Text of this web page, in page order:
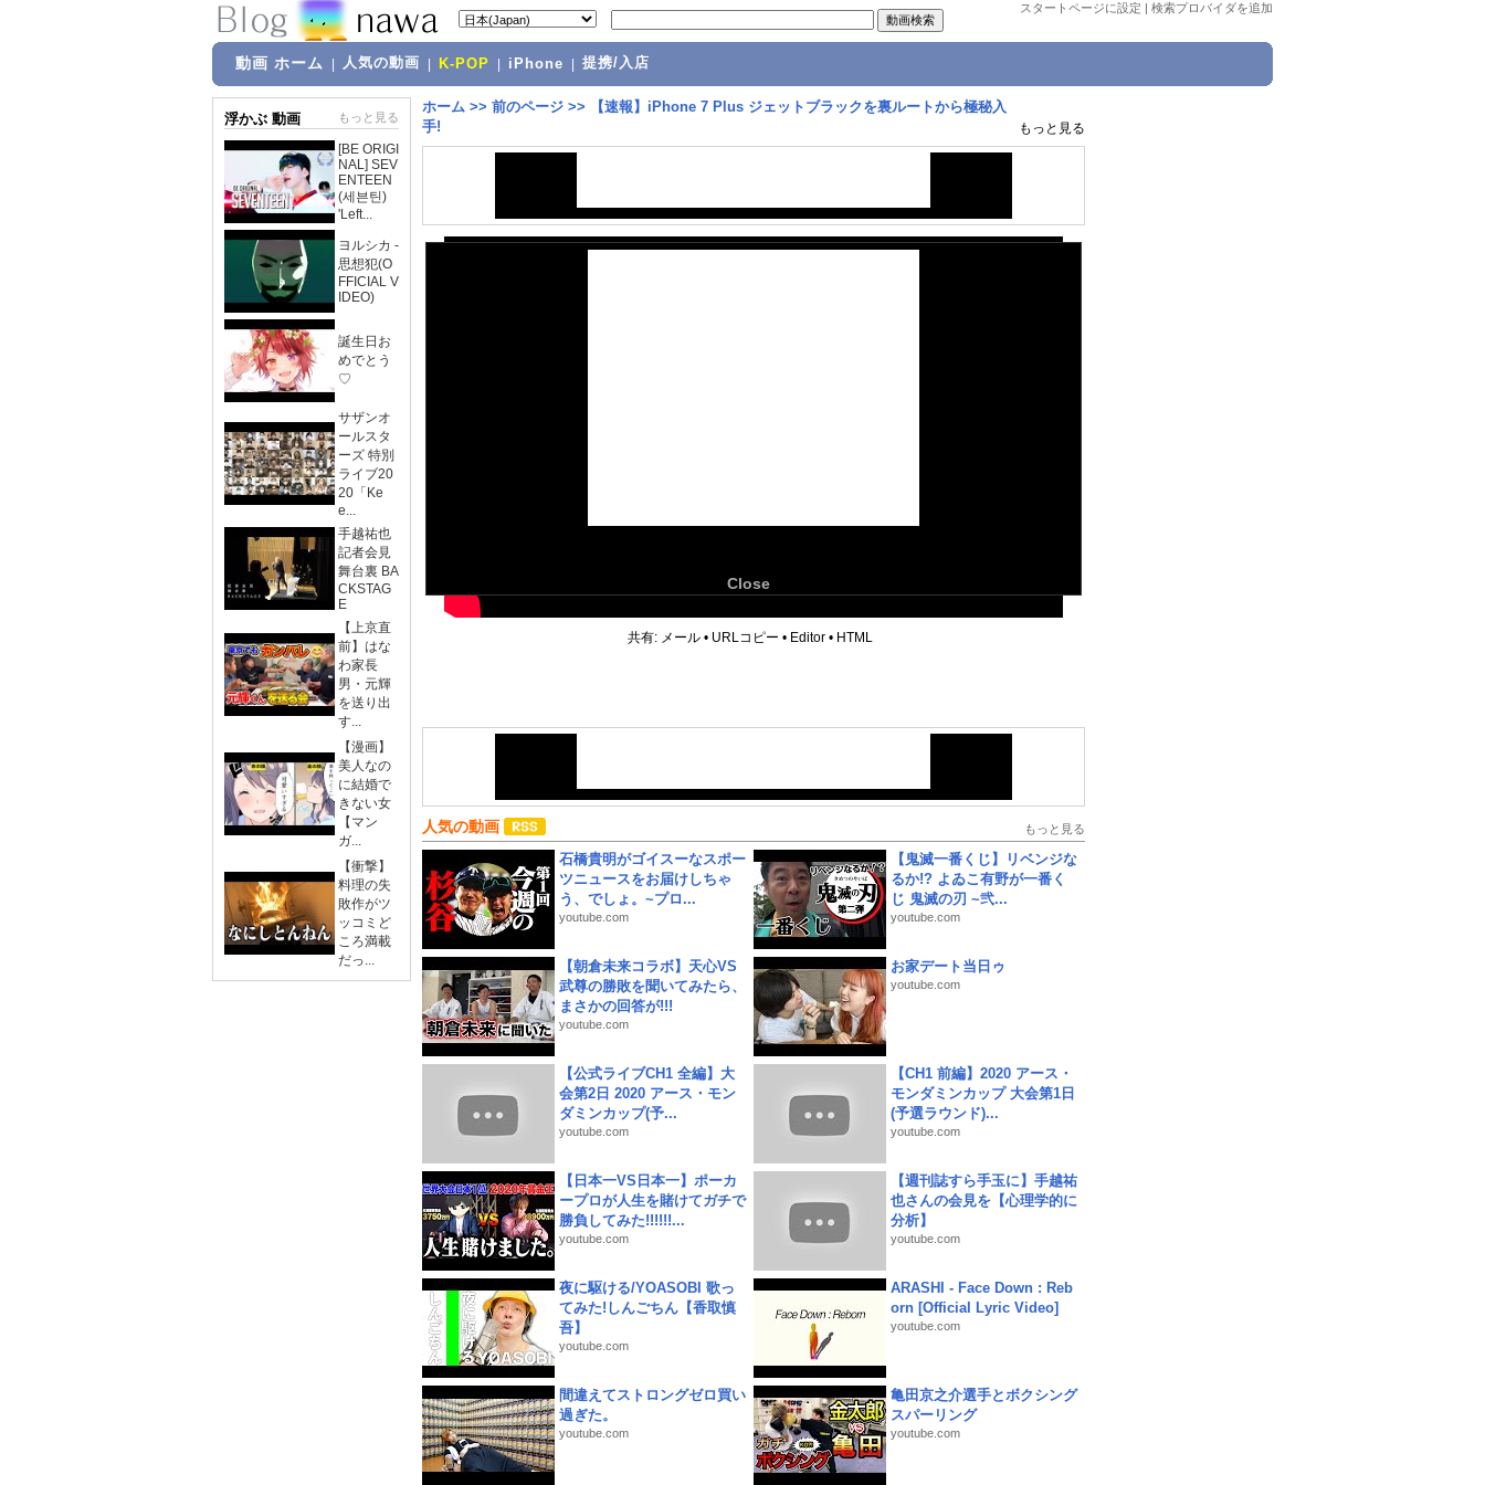
スタートページに設定 | 検索プロバイダを追加
動画 ホーム 人気の動画 K-POP iPhone 提携/入店
浮かぶ 動画 もっと見る
[BE ORIGI
NAL] SEV
ENTEEN
(세븐틴)
'Left...
ヨルシカ -
思想犯(O
FFICIAL V
IDEO)
誕生日お
めでとう
♡
サザンオ
ールスタ
ーズ 特別
ライブ20
20「Ke
e...
手越祐也
記者会見
舞台裏 BA
CKSTAG
E
【上京直
前】はな
わ家長
男・元輝
を送り出
す...
【漫画】
美人なの
に結婚で
きない女
【マン
ガ...
【衝撃】
料理の失
敗作がツ
ッコミど
ころ満載
だっ...
ホーム >> 前のページ >>
【速報】iPhone 7 Plus ジェットブラックを裏ルートから極秘入
手!
もっと見る
Close
共有: メール • URLコピー • Editor • HTML
人気の動画 もっと見る
石橋貴明がゴイスーなスポー
ツニュースをお届けしちゃ
う、でしょ。~プロ...
youtube.com
【鬼滅一番くじ】リベンジな
るか!? よゐこ有野が一番く
じ 鬼滅の刃 ~弐...
youtube.com
【朝倉未来コラボ】天心VS
武尊の勝敗を聞いてみたら、
まさかの回答が!!!
youtube.com
お家デート当日ゥ
youtube.com
【公式ライブCH1 全編】大
会第2日 2020 アース・モン
ダミンカップ(予...
youtube.com
【CH1 前編】2020 アース・
モンダミンカップ 大会第1日
(予選ラウンド)...
youtube.com
【日本一VS日本一】ポーカ
ープロが人生を賭けてガチで
勝負してみた!!!!!!...
youtube.com
【週刊誌すら手玉に】手越祐
也さんの会見を【心理学的に
分析】
youtube.com
夜に駆ける/YOASOBI 歌っ
てみた!しんごちん【香取慎
吾】
youtube.com
ARASHI - Face Down : Reb
orn [Official Lyric Video]
youtube.com
間違えてストロングゼロ買い
過ぎた。
youtube.com
亀田京之介選手とボクシング
スパーリング
youtube.com